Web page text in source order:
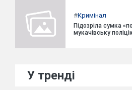
#Кримінал
Підозріла сумка
мукачівську
У тренді